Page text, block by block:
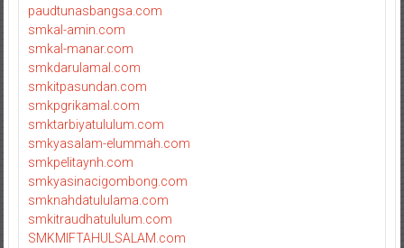
paudtunasbangsa.com
smkal-amin.com
smkal-manar.com
smkdarulamal.com
smkitpasundan.com
smkpgrikamal.com
smktarbiyatululum.com
smkyasalam-elummah.com
smkpelitaynh.com
smkyasinacigombong.com
smknahdatululama.com
smkitraudhatululum.com
SMKMIFTAHULSALAM.com